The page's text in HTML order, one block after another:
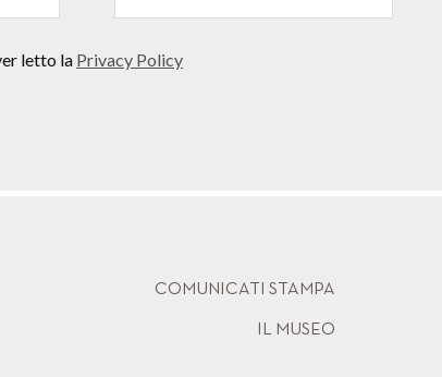
letto la Privacy Policy
COMUNICATI STAMPA
IL MUSEO